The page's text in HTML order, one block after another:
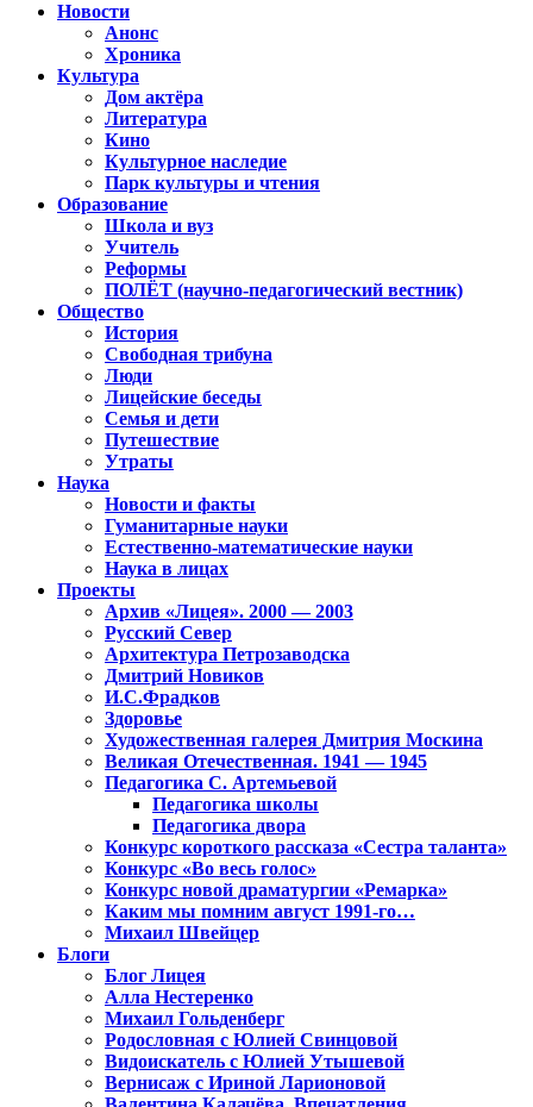
Новости
Анонс
Хроника
Культура
Дом актёра
Литература
Кино
Культурное наследие
Парк культуры и чтения
Образование
Школа и вуз
Учитель
Реформы
ПОЛЁТ (научно-педагогический вестник)
Общество
История
Свободная трибуна
Люди
Лицейские беседы
Семья и дети
Путешествие
Утраты
Наука
Новости и факты
Гуманитарные науки
Естественно-математические науки
Наука в лицах
Проекты
Архив «Лицея». 2000 — 2003
Русский Север
Архитектура Петрозаводска
Дмитрий Новиков
И.С.Фрадков
Здоровье
Художественная галерея Дмитрия Москина
Великая Отечественная. 1941 — 1945
Педагогика С. Артемьевой
Педагогика школы
Педагогика двора
Конкурс короткого рассказа «Сестра таланта»
Конкурс «Во весь голос»
Конкурс новой драматургии «Ремарка»
Каким мы помним август 1991-го…
Михаил Швейцер
Блоги
Блог Лицея
Алла Нестеренко
Михаил Гольденберг
Родословная с Юлией Свинцовой
Видоискатель с Юлией Утышевой
Вернисаж с Ириной Ларионовой